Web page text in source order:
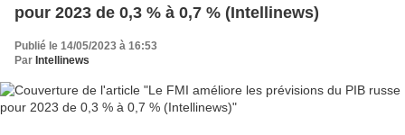
pour 2023 de 0,3 % à 0,7 % (Intellinews)
Publié le 14/05/2023 à 16:53
Par Intellinews